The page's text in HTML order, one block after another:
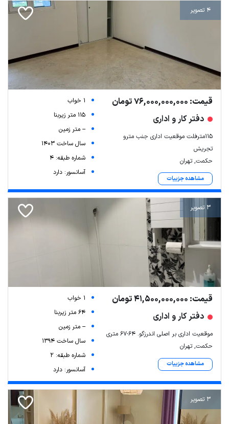
4 تصویر
قیمت: 76,000,000,000 تومان
دفتر کار و اداری
۱۱۵مترفلت موقعیت اداری جنب مترو
تجریش
حکمت, تهران
مشاهده جزییات
1 خواب
115 متر زیربنا
-- متر زمین
سال ساخت 1403
شماره طبقه: 4
آسانسور: دارد
3 تصویر
قیمت: 41,500,000,000 تومان
دفتر کار و اداری
موقعیت اداری بر اصلی اندرزگو. ۶۴-۶۷ متری
حکمت, تهران
مشاهده جزییات
1 خواب
64 متر زیربنا
-- متر زمین
سال ساخت 1394
شماره طبقه: 2
آسانسور: دارد
3 تصویر